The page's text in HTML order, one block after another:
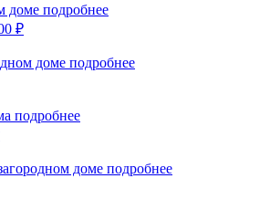
доме подробнее
₽
доме подробнее
подробнее
доме подробнее